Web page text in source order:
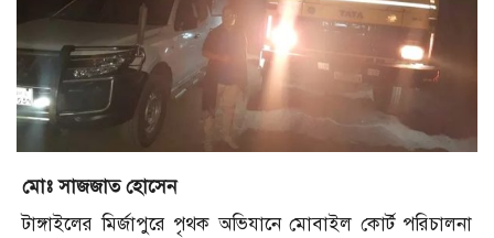
মোঃ সাজজাত হোসেন
টাঙ্গাইলের মির্জাপুরে পৃথক অভিযানে মোবাইল কোর্ট পরিচালনা